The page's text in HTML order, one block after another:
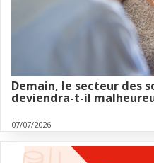
Demain, le secteur des
deviendra-t-il
07/07/2026